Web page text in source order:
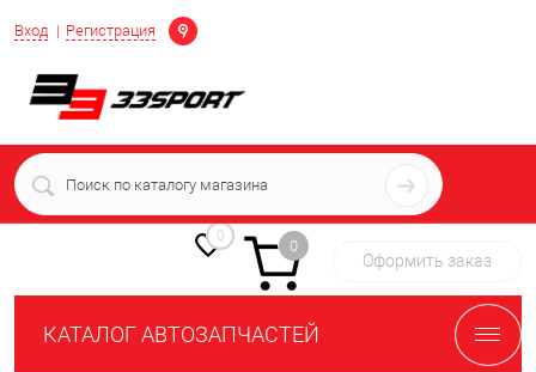
Вход Регистрация
Определение
+7 (939) 716-10-06
пн-пт 7:00-16:00 МСК
0
0
Оформить заказ
КАТАЛОГ АВТОЗАПЧАСТЕЙ